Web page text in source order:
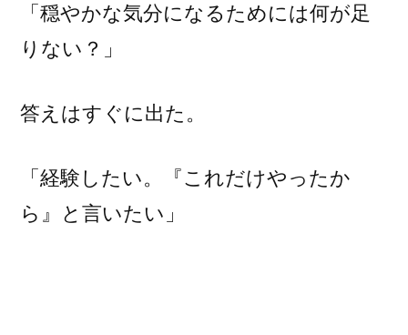
「穏やかな気分になるためには何が足
りない？」
答えはすぐに出た。
「経験したい。『これだけやったか
ら』と言いたい」